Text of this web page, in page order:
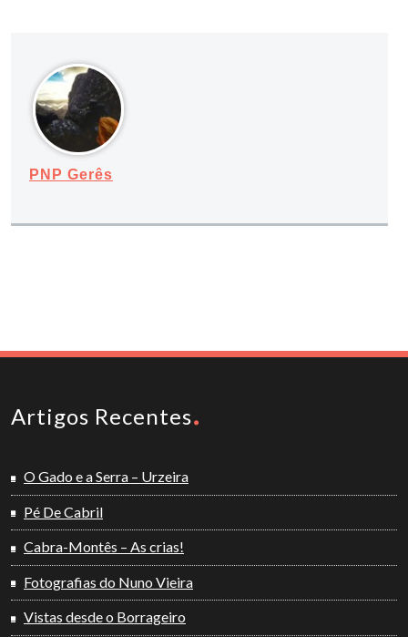
PNP Gerês
Artigos Recentes
O Gado e a Serra – Urzeira
Pé De Cabril
Cabra-Montês – As crias!
Fotografias do Nuno Vieira
Vistas desde o Borrageiro